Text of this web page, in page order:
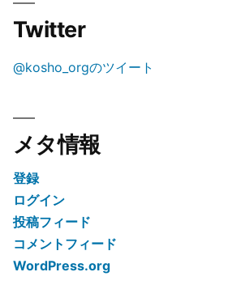
Twitter
@kosho_orgのツイート
メタ情報
登録
ログイン
投稿フィード
コメントフィード
WordPress.org